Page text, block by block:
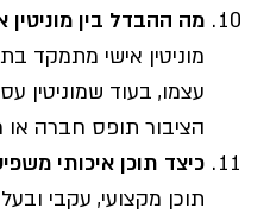
מה ההבדל בין מוניטין
מוניטין אישי מתמקד
עצמו, בעוד שמוניטין
הציבור תופס חברה או
כיצד תוכן איכותי
תוכן מקצועי, עקבי